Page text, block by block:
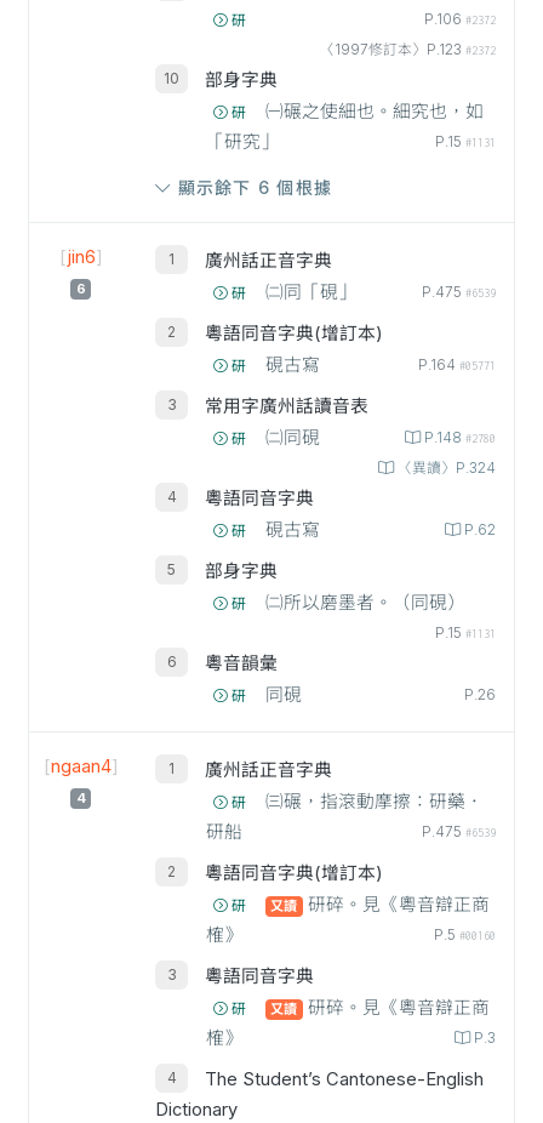
研 P.106 #2372
〈1997修訂本〉P.123 #2372
部身字典
研
㈠碾之使細也。細究也，如
「研究」
P.15 #1131
顯示餘下 6 個根據
[jin6]
6
廣州話正音字典
研 ㈡同「硯」 P.475 #6539
粵語同音字典(增訂本)
研 硯古寫 P.164 #05771
常用字廣州話讀音表
研 ㈡同硯 P.148 #2780
〈異讀〉P.324
粵語同音字典
研 硯古寫 P.62
部身字典
研 ㈡所以磨墨者。（同硯）
P.15 #1131
粵音韻彙
研 同硯 P.26
[ngaan4]
4
廣州話正音字典
研
㈢碾，指滾動摩擦：研藥．
研船
P.475 #6539
粵語同音字典(增訂本)
研 又讀
研碎。見《粵音辯正商
榷》
P.5 #00160
粵語同音字典
研 又讀
研碎。見《粵音辯正商
榷》
P.3
The Student’s Cantonese-English
Dictionary